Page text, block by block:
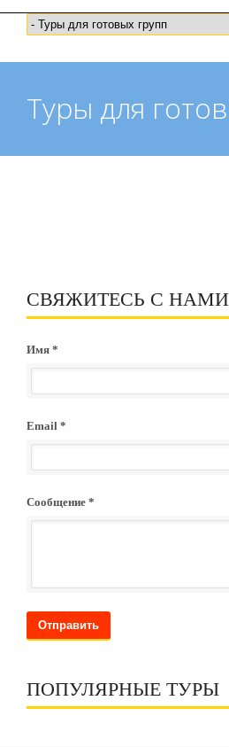
Туры для
СВЯЖИТЕСЬ С НАМИ
Имя *
Email *
Сообщение *
Отправить
ПОПУЛЯРНЫЕ ТУРЫ